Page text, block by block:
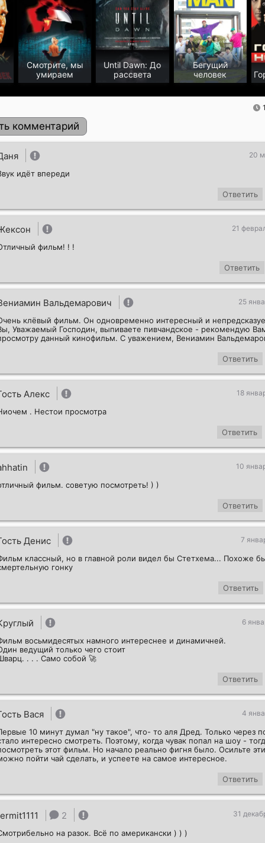
Смотрите, мы
умираем
Until Dawn: До
рассвета
Бегущий
человек
комментарий
20
идёт впереди
Ответить
21
фильм! ! !
Ответить
Вальдемарович 25
клёвый фильм. Он одновременно интересный и
Уважаемый Господин, выпиваете пивчандское - рекомендую
данный кинофильм. С уважением, Вениамин
Ответить
Алекс 18
. Нестои просмотра
Ответить
10
фильм. советую посмотреть! ) )
Ответить
Денис 7
классный, но в главной роли видел бы Стетхема... Похоже
гонку
Ответить
6
восьмидесятых намного интереснее и динамичней.
ведущий только чего стоит
. . . Само собой 🚀
Ответить
Вася 4
10 минут думал "ну такое", что- то аля Дред. Только через
интересно смотреть. Поэтому, когда чувак попал на шоу -
этот фильм. Но начало реально фигня было. Осильте
пойти чай сделать, и успеете на самое интересное.
Ответить
2 31
на разок. Всё по американски ) ) )